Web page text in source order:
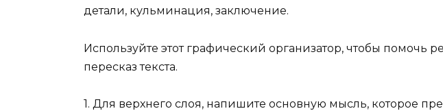
детали, кульминация, заключение.
Используйте этот графический организатор, чтобы помочь
пересказ текста.
1. Для верхнего слоя, напишите основную мысль, которое